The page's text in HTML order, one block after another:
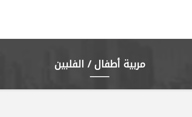
مربية أطفال / الفلبين